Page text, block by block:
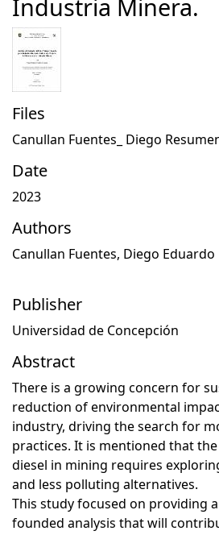
Industria Minera.
Files
Canullan Fuentes_ Diego
Date
2023
Authors
Canullan Fuentes, Diego Eduardo
Publisher
Universidad de Concepción
Abstract
There is a growing concern for
reduction of environmental
industry, driving the search for
practices. It is mentioned that
diesel in mining requires
and less polluting alternatives.
This study focused on providing
founded analysis that will